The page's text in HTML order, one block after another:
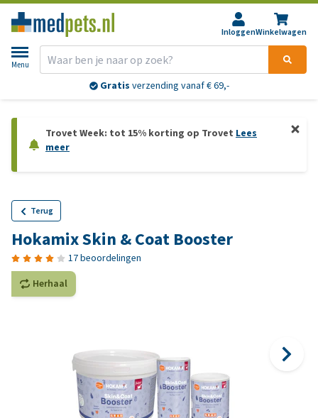
InloggenWinkelwagen
Menu
Gratis verzending vanaf € 69,-
Trovet Week: tot 15% korting op Trovet Lees
meer
Terug
Hokamix Skin & Coat Booster
17 beoordelingen
Herhaal